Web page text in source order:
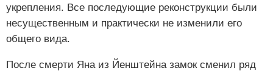
укрепления. Все последующие реконструкции были
несущественным и практически не изменили его
общего вида.
После смерти Яна из Йенштейна замок сменил ряд